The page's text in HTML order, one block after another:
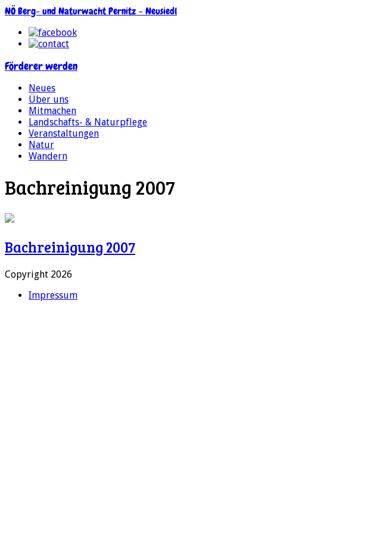
NÖ Berg- und Naturwacht Pernitz – Neusiedl
Förderer werden
Neues
Über uns
Mitmachen
Landschafts- & Naturpflege
Veranstaltungen
Natur
Wandern
Bachreinigung 2007
Bachreinigung 2007
Copyright 2026
Impressum